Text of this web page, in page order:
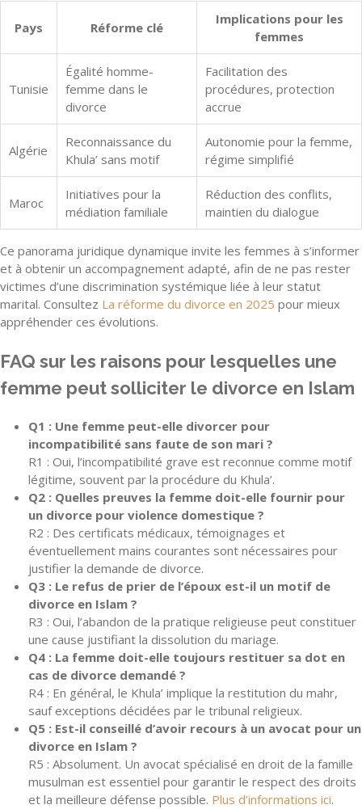
Pays Réforme clé
Implications pour les
femmes
Tunisie
Égalité homme-
femme dans le
divorce
Facilitation des
procédures, protection
accrue
Algérie
Reconnaissance du
Khula’ sans motif
Autonomie pour la femme,
régime simplifié
Maroc
Initiatives pour la
médiation familiale
Réduction des conflits,
maintien du dialogue
Ce panorama juridique dynamique invite les femmes à s’informer
et à obtenir un accompagnement adapté, afin de ne pas rester
victimes d’une discrimination systémique liée à leur statut
marital. Consultez La réforme du divorce en 2025 pour mieux
appréhender ces évolutions.
FAQ sur les raisons pour lesquelles une
femme peut solliciter le divorce en Islam
Q1 : Une femme peut-elle divorcer pour
incompatibilité sans faute de son mari ?
R1 : Oui, l’incompatibilité grave est reconnue comme motif
légitime, souvent par la procédure du Khula’.
Q2 : Quelles preuves la femme doit-elle fournir pour
un divorce pour violence domestique ?
R2 : Des certificats médicaux, témoignages et
éventuellement mains courantes sont nécessaires pour
justifier la demande de divorce.
Q3 : Le refus de prier de l’époux est-il un motif de
divorce en Islam ?
R3 : Oui, l’abandon de la pratique religieuse peut constituer
une cause justifiant la dissolution du mariage.
Q4 : La femme doit-elle toujours restituer sa dot en
cas de divorce demandé ?
R4 : En général, le Khula’ implique la restitution du mahr,
sauf exceptions décidées par le tribunal religieux.
Q5 : Est-il conseillé d’avoir recours à un avocat pour un
divorce en Islam ?
R5 : Absolument. Un avocat spécialisé en droit de la famille
musulman est essentiel pour garantir le respect des droits
et la meilleure défense possible. Plus d’informations ici.